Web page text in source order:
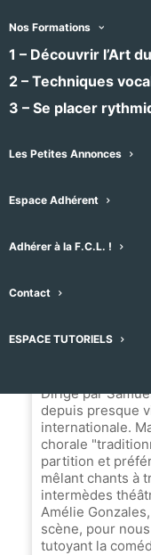
Nos Formations
1 – Découvrir l’Art
2 – Techniques
3 – Se placer
Les Petites Annonces
Espace Adhérent
Adhérer à la F.C.L. !
Contact
ESPACE TUTORIELS
Chansons
Nom du Choeur
Le Chœur Riez
Dirigé par
depuis presque
internationale.
chorale
partition et
mêlant chants à
intermèdes
Amélie
scène, pour
tutoyant la